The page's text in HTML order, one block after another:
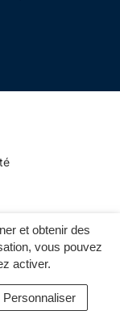
et obtenir des
vous pouvez
activer.
Personnaliser